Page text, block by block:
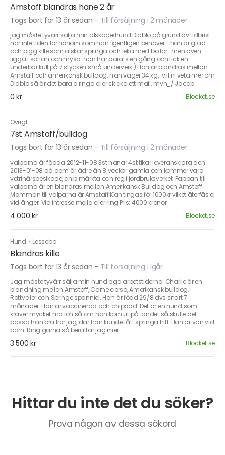
Amstaff blandras hane 2 år
Togs bort för 13 år sedan - Till försäljning i 2 månader
jag måste tyvärr sälja min älskade hund Diablo på grund av tidbrist-
har inte tiden för honom som han ígentligen behöver... han är glad
och pigg kille som älskar springa och leka med bollar.. men även
ligga i soffan och mysa. han har parats en gång och fick en
underbar kull på 7 stycken små underverk:) Han är blandras mellan
Amstaff och amerikansk bulldog. han väger 34 kg.. vill ni veta mer om
Diablo så är det bara o ringa eller skicka ett mail. mvh_/ Jacob
0 kr Blocket.se
Övrigt
7st Amstaff/bulldog
Togs bort för 13 år sedan - Till försäljning i 2 månader
valparna är födda 2012-11-08 3st hanar 4st tikar leveransklara den
2013-01-08 då dom är ädre än 8 veckor gamla och kommer vara
vetrinärsbesikade, chip märkta och reg i jordbruksverket. Pappan till
valparna är en blandras mellan Amerikansk Bulldog och Amstaff
Mamman till valparna är Amstaff Kan tingas för 1000kr vilket återfås ej
vid ånger. Vid intresse mejla eller ring Pris: 4000 kronor
4 000 kr Blocket.se
Hund · Lessebo
Blandras kille
Togs bort för 13 år sedan - Till försäljning i Igår
Jag måste tyvärr sälja min hund pga arbetstiderna. Charlie är en
blandning mellan Amstaff, Carne corso, Amerikansk bulldog,
Rottveiler och Springe spanniel. Han är född 29/8 dvs snart 7
månader. Han är vaccinerad och chippad. Det är en hund som
kräver mycket motion så om han kom ut på landet så skulle det
passa han bra tror jag, där han kunde fått springa fritt. Han är van vid
barn. Ring gärna så berättar jag mer.
3 500 kr Blocket.se
Hittar du inte det du söker?
Prova någon av dessa sökord